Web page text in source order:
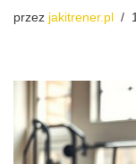
przez jakitrener.pl